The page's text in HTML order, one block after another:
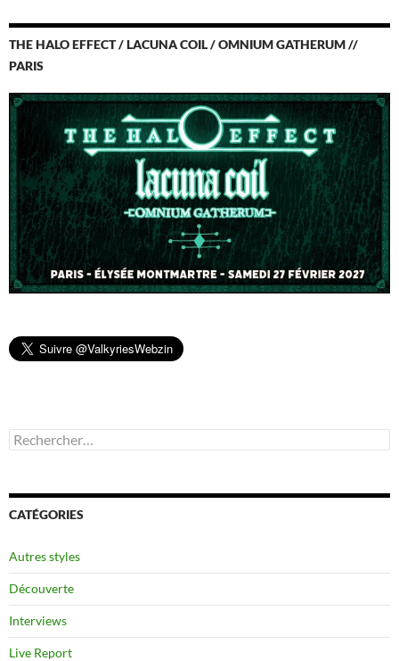
THE HALO EFFECT / LACUNA COIL / OMNIUM GATHERUM //
PARIS
Rechercher :
CATÉGORIES
Autres styles
Découverte
Interviews
Live Report